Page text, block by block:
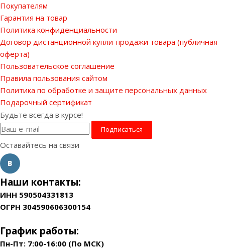
Покупателям
Гарантия на товар
Политика конфиденциальности
Договор дистанционной купли-продажи товара (публичная
оферта)
Пользовательское соглашение
Правила пользования сайтом
Политика по обработке и защите персональных данных
Подарочный сертификат
Будьте всегда в курсе!
Оставайтесь на связи
Наши контакты:
ИНН 590504331813
ОГРН 304590606300154
График работы:
Пн-Пт: 7:00-16:00 (По МСК)